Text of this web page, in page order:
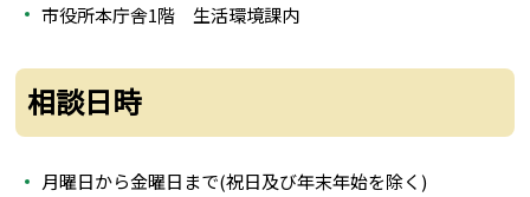
市役所本庁舎1階 生活環境課内
相談日時
月曜日から金曜日まで(祝日及び年末年始を除く)